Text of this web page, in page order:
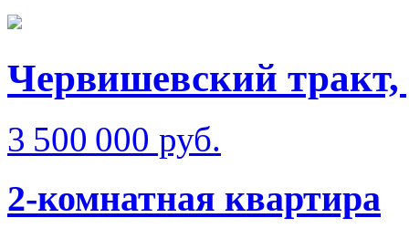
Червишевский
3 500 000 руб.
2-комнатная квартира